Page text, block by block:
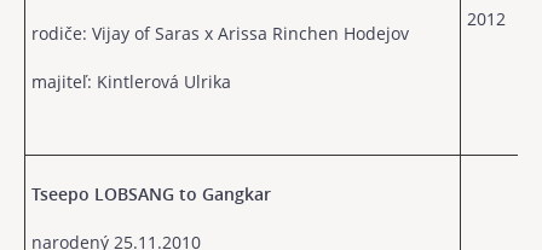
rodiče: Vijay of Saras x Arissa Rinchen Hodejov
majiteľ: Kintlerová Ulrika
2012
Tseepo LOBSANG to Gangkar
narodený 25.11.2010